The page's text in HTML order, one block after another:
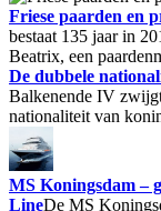
Friese paarden en
bestaat 135 jaar in
Beatrix, een
De dubbele
Balkenende IV
nationaliteit van
MS Koningsdam –
LineDe MS